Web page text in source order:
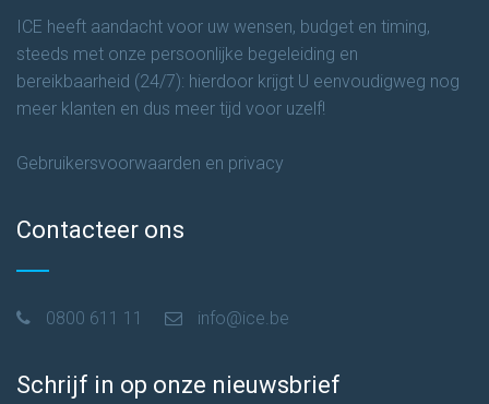
ICE heeft aandacht voor uw wensen, budget en timing,
steeds met onze persoonlijke begeleiding en
bereikbaarheid (24/7): hierdoor krijgt U eenvoudigweg nog
meer klanten en dus meer tijd voor uzelf!
Gebruikersvoorwaarden en privacy
Contacteer ons
0800 611 11 info@ice.be
Schrijf in op onze nieuwsbrief